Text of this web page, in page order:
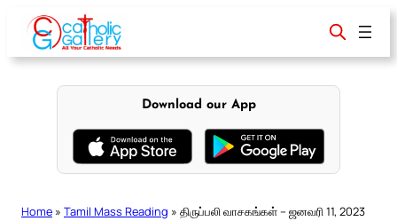
content
Download our App
Home » Tamil Mass Reading » திருப்பலி வாசகங்கள் – ஜனவரி 11, 2023